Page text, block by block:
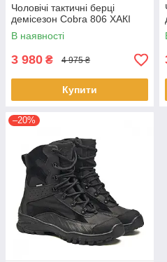
Чоловічі тактичні берці
демісезон Cobra 806 ХАКІ
В наявності
3 980 ₴ 4 975 ₴
Купити
–20%